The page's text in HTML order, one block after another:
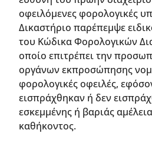
οφειλόμενες φορολογικές
Δικαστήριο παρέπεμψε
του Κώδικα Φορολογικών
οποίο επιτρέπει την
οργάνων εκπροσώπησης
φορολογικές οφειλές,
εισπράχθηκαν ή δεν
εσκεμμένης ή βαριάς
καθήκοντος.